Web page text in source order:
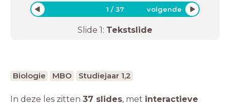
1 /37 volgende
Slide 1: Tekstslide
Biologie MBO Studiejaar 1,2
In deze les zitten 37 slides, met interactieve